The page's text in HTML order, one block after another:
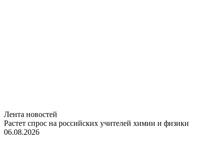
Лента новостей
Растет спрос на российских учителей химии и физики
06.08.2026